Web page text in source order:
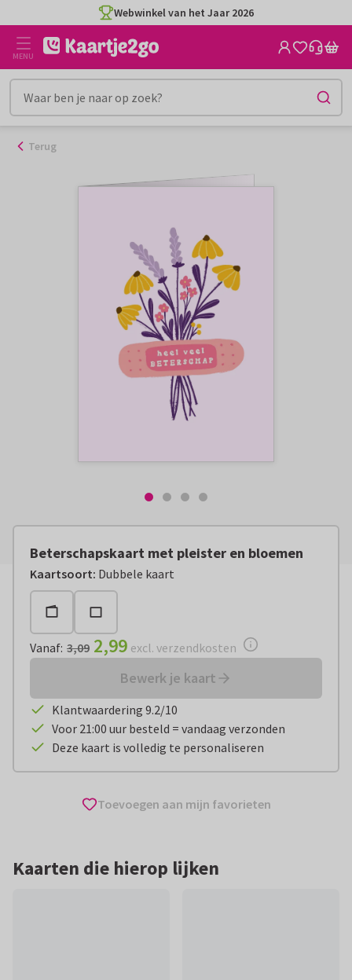
naar
inhoud
Webwinkel van het Jaar 2026
MENU
Terug
Beterschapskaart met pleister en bloemen
Kaartsoort: Dubbele kaart
Vanaf: € 2,99 excl. verzendkosten
Vanaf: 3,09 2,99 excl. verzendkosten
Bewerk je kaart
Klantwaardering 9.2/10
Voor 21:00 uur besteld = vandaag verzonden
Deze kaart is volledig te personaliseren
Toevoegen aan mijn favorieten
Kaarten die hierop lijken